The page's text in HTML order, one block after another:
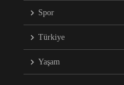
Spor
Türkiye
Yaşam